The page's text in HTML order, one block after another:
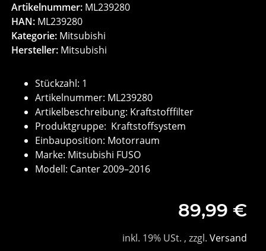
Artikelnummer: ML239280
HAN: ML239280
Kategorie: Mitsubishi
Hersteller: Mitsubishi
Stückzahl: 1
Artikelnummer: ML239280
Artikelbeschreibung: Kraftstofffilter
Produktgruppe: Kraftstoffsystem
Einbauposition: Motorraum
Marke: Mitsubishi FUSO
Modell: Canter 2009–2016
89,99 €
inkl. 19% USt. , zzgl. Versand